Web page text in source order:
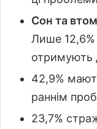
Сон та
Лише
отримують
42,9%
раннім
23,7%